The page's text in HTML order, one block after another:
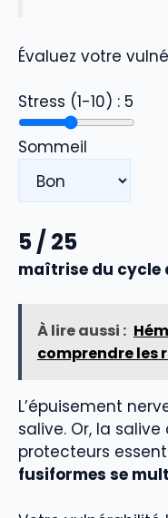
Évaluez votre
Stress (1-10) : 5
Sommeil
5/ 25
maîtrise du cycle
À lire aussi :
comprendre les
L’épuisement
salive. Or, la
protecteurs
fusiformes se